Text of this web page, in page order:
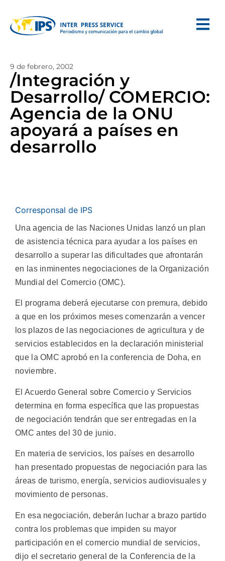
9 de febrero, 2002
/Integración y
Desarrollo/ COMERCIO:
Agencia de la ONU
apoyará a países en
desarrollo
Corresponsal de IPS
Una agencia de las Naciones Unidas lanzó un plan
de asistencia técnica para ayudar a los países en
desarrollo a superar las dificultades que afrontarán
en las inminentes negociaciones de la Organización
Mundial del Comercio (OMC).
El programa deberá ejecutarse con premura, debido
a que en los próximos meses comenzarán a vencer
los plazos de las negociaciones de agricultura y de
servicios establecidos en la declaración ministerial
que la OMC aprobó en la conferencia de Doha, en
noviembre.
El Acuerdo General sobre Comercio y Servicios
determina en forma específica que las propuestas
de negociación tendrán que ser entregadas en la
OMC antes del 30 de junio.
En materia de servicios, los países en desarrollo
han presentado propuestas de negociación para las
áreas de turismo, energía, servicios audiovisuales y
movimiento de personas.
En esa negociación, deberán luchar a brazo partido
contra los problemas que impiden su mayor
participación en el comercio mundial de servicios,
dijo el secretario general de la Conferencia de la